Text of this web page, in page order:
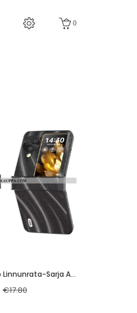
0
Kuori Oppo Find N3 Flip Linnunrata-Sarja Abeel
€17.80